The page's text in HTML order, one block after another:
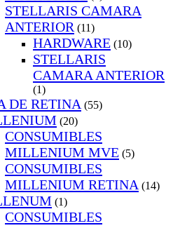
STELLARIS CAMARA
ANTERIOR (11)
HARDWARE (10)
STELLARIS
CAMARA ANTERIOR
(1)
DE RETINA (55)
(20)
CONSUMIBLES
MILLENIUM MVE (5)
CONSUMIBLES
MILLENIUM RETINA (14)
(1)
CONSUMIBLES